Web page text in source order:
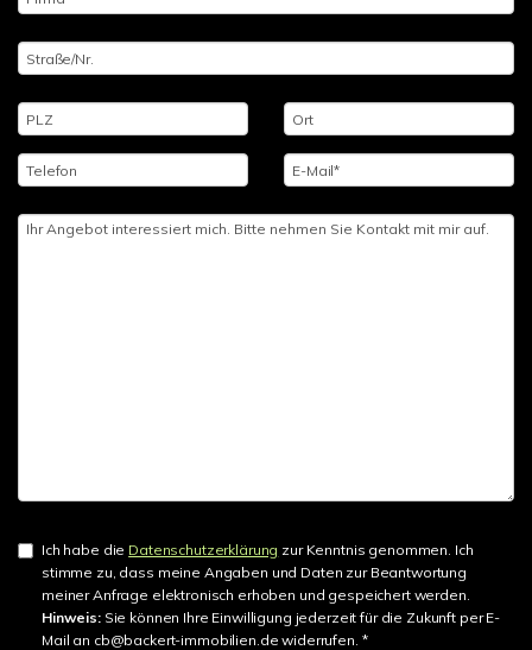
Ich habe die Datenschutzerklärung zur Kenntnis genommen. Ich
stimme zu, dass meine Angaben und Daten zur Beantwortung
meiner Anfrage elektronisch erhoben und gespeichert werden.
Hinweis:Sie können Ihre Einwilligung jederzeit für die Zukunft per E-
Mail an cb@backert-immobilien.de widerrufen. *